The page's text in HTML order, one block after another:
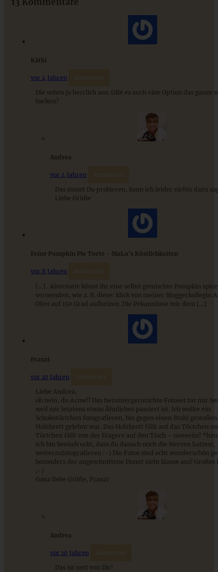
Pflaumen-Zimt-Schnecken mit Walnüssen
Cremige Kürbispasta mit Speck und Walnüssen
ZUM BEITRAG
& Gemüse der Saison
ZUM BEITRAG
Cremiges Lemon Posset - die einfachste Zitronencreme in
Käthi
vor 4 Jahren Antworten
Die sehen ja herrlich aus. Gibt es auch eine Option das ganze
backen?
Andrea
vor 4 Jahren Antworten
Das musst Du probieren, kann ich leider nichts dazu
Liebe Grüße
Feine Pumpkin Pie Torte - MaLu's Köstlichkeiten
vor 8 Jahren Antworten
[…] . Alternativ könnt ihr eine selbst gemischte Pumpkin
verwenden, wie z. B. diese: klick von meiner Bloggerkollegin
Ofen auf 150 Grad aufheizen. Die Pekannüsse mir dem […]
Franzi
vor 10 Jahren Antworten
Liebe Andrea,
oh nein, du Arme!! Das heruntergerutschte Fotoset tut mir
weil mir letztens etwas Ähnliches passiert ist. Ich wollte ein
Schokotörtchen fotografieren, bin gegen einen Stuhl
Holzbrett gelehnt war. Das Holzbrett fällt auf das Törtchen
Törtchen fällt von der Etagere auf den Tisch – neeeeiin!
Ich bin beeindruckt, dass du danach noch die Nerven hattest,
weiterzufotografieren :-) Die Fotos sind echt wunderschön
besonders der angeschnittene Donut sieht klasse aus!
;-)
Ganz liebe Grüße, Franzi
Andrea
vor 10 Jahren Antworten
Das ist nett von Dir!